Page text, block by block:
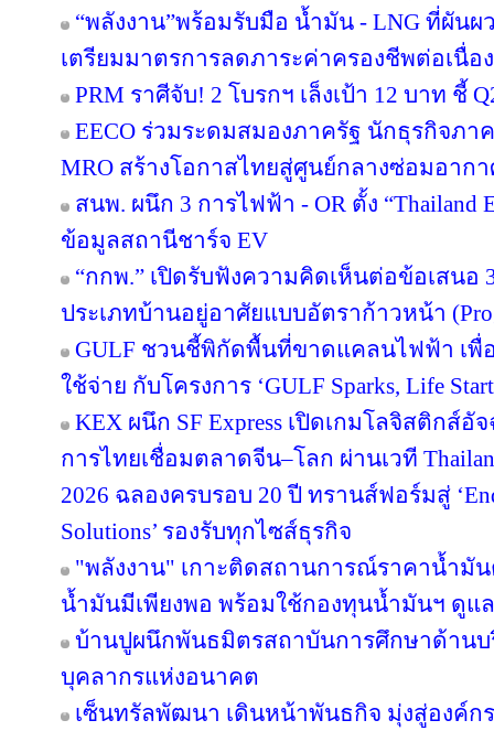
“พลังงาน”พร้อมรับมือ น้ำมัน - LNG ที่ผันผ
เตรียมมาตรการลดภาระค่าครองชีพต่อเนื่อง
PRM ราศีจับ! 2 โบรกฯ เล็งเป้า 12 บาท ชี้
EECO ร่วมระดมสมองภาครัฐ นักธุรกิจภ
MRO สร้างโอกาสไทยสู่ศูนย์กลางซ่อมอาก
สนพ. ผนึก 3 การไฟฟ้า - OR ตั้ง “Thailand
ข้อมูลสถานีชาร์จ EV
“กกพ.” เปิดรับฟังความคิดเห็นต่อข้อเสน
ประเภทบ้านอยู่อาศัยแบบอัตราก้าวหน้า
GULF ชวนชี้พิกัดพื้นที่ขาดแคลนไฟฟ้า เพื่
ใช้จ่าย กับโครงการ ‘GULF Sparks, Life
KEX ผนึก SF Express เปิดเกมโลจิสติกส์
การไทยเชื่อมตลาดจีน–โลก ผ่านเวที
2026 ฉลองครบรอบ 20 ปี ทรานส์ฟอร์มสู่
Solutions’ รองรับทุกไซส์ธุรกิจ
"พลังงาน" เกาะติดสถานการณ์ราคาน้ำมั
น้ำมันมีเพียงพอ พร้อมใช้กองทุนน้ำมันฯ ดูแ
บ้านปูผนึกพันธมิตรสถาบันการศึกษาด้าน
บุคลากรแห่งอนาคต
เซ็นทรัลพัฒนา เดินหน้าพันธกิจ มุ่งสู่องค์กร